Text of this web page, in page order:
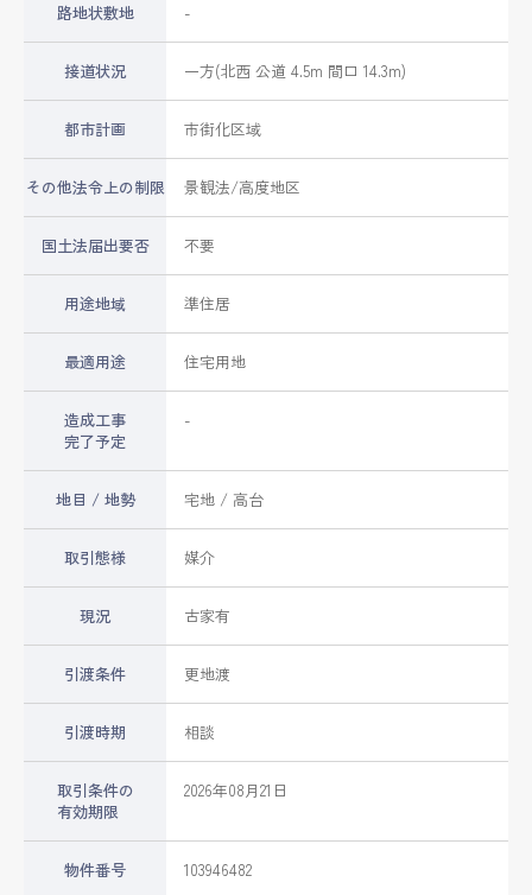
路地状敷地 -
接道状況 一方(北西 公道 4.5m 間口 14.3m)
都市計画 市街化区域
その他法令上の制限 景観法/高度地区
国土法届出要否 不要
用途地域 準住居
最適用途 住宅用地
造成工事
完了予定
-
地目 / 地勢 宅地 / 高台
取引態様 媒介
現況 古家有
引渡条件 更地渡
引渡時期 相談
取引条件の
有効期限
2026年08月21日
物件番号 103946482